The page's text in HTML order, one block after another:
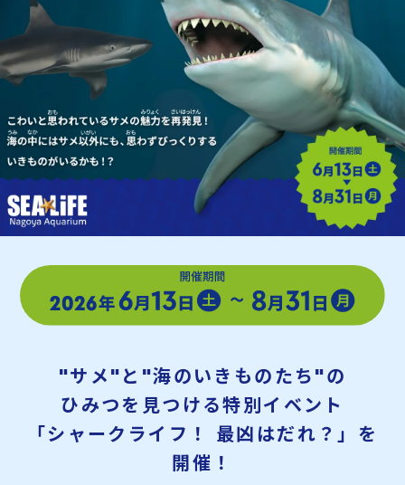
"サメ"と"海のいきものたち"の
ひみつを見つける特別イベント
「シ ャ ーク ラ イ フ ！ 最凶 はだれ ？ 」 を
開 催 ！